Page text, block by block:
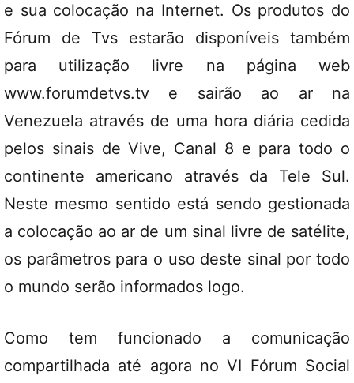
e sua colocação na Internet. Os produtos do
Fórum de Tvs estarão disponíveis também
para utilização livre na página web
www.forumdetvs.tv e sairão ao ar na
Venezuela através de uma hora diária cedida
pelos sinais de Vive, Canal 8 e para todo o
continente americano através da Tele Sul.
Neste mesmo sentido está sendo gestionada
a colocação ao ar de um sinal livre de satélite,
os parâmetros para o uso deste sinal por todo
o mundo serão informados logo.
Como tem funcionado a comunicação
compartilhada até agora no VI Fórum Social